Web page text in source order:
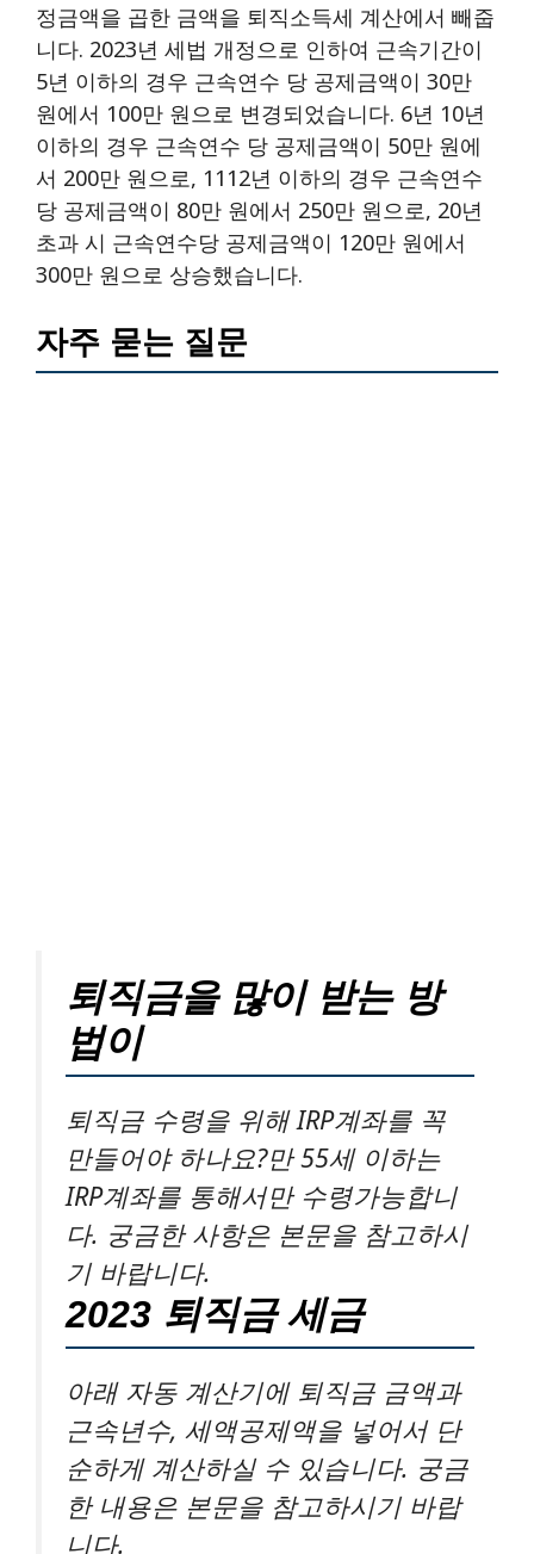
정금액을 곱한 금액을 퇴직소득세 계산에서 빼줍
니다. 2023년 세법 개정으로 인하여 근속기간이
5년 이하의 경우 근속연수 당 공제금액이 30만
원에서 100만 원으로 변경되었습니다. 6년 10년
이하의 경우 근속연수 당 공제금액이 50만 원에
서 200만 원으로, 1112년 이하의 경우 근속연수
당 공제금액이 80만 원에서 250만 원으로, 20년
초과 시 근속연수당 공제금액이 120만 원에서
300만 원으로 상승했습니다.
자주 묻는 질문
퇴직금을 많이 받는 방
법이
퇴직금 수령을 위해 IRP계좌를 꼭
만들어야 하나요?만 55세 이하는
IRP계좌를 통해서만 수령가능합니
다. 궁금한 사항은 본문을 참고하시
기 바랍니다.
2023 퇴직금 세금
아래 자동 계산기에 퇴직금 금액과
근속년수, 세액공제액을 넣어서 단
순하게 계산하실 수 있습니다. 궁금
한 내용은 본문을 참고하시기 바랍
니다.